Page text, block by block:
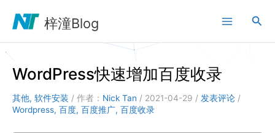
梓潼Blog
搜
WordPress快速增加百度收录
其他, 软件安装 / 作者： Nick Tan / 2021-04-29 / 发表评论 /
Wordpress, 百度, 百度推广, 百度收录